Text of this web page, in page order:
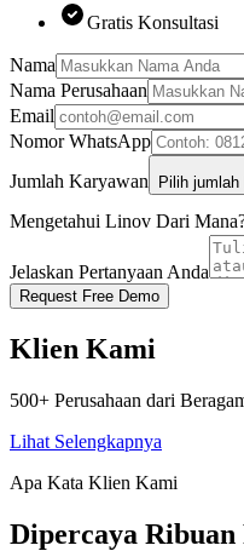
Gratis Konsultasi
Nama
Nama Perusahaan
Email
Nomor WhatsApp
Jumlah Karyawan
Pilih
Mengetahui Linov Dari
Jelaskan Pertanyaan Anda
Request Free Demo
Klien Kami
500+ Perusahaan dari
Lihat Selengkapnya
Apa Kata Klien Kami
Dipercaya Ribuan